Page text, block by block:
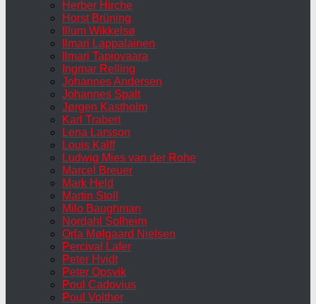
Herber Hirche
Horst Brüning
Illum Wikkelsø
Ilmari Lappalainen
Ilmari Tapiovaara
Ingmar Relling
Johannes Andersen
Johannes Spalt
Jørgen Kastholm
Karl Trabert
Lena Larsson
Louis Kalff
Ludwig Mies van der Rohe
Marcel Breuer
Mark Held
Martin Stoll
Milo Baughman
Nordahl Solheim
Orla Mølgaard Nielsen
Percival Lafer
Peter Hvidt
Peter Opsvik
Poul Cadovius
Poul Volther